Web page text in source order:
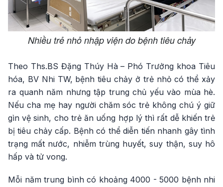
Nhiều trẻ nhỏ nhập viện do bệnh tiêu chảy
Theo Ths.BS Đặng Thúy Hà – Phó Trưởng khoa Tiêu
hóa, BV Nhi TW, bệnh tiêu chảy ở trẻ nhỏ có thể xảy
ra quanh năm nhưng tập trung chủ yếu vào mùa hè.
Nếu cha mẹ hay người chăm sóc trẻ không chú ý giữ
gìn vệ sinh, cho trẻ ăn uống hợp lý thì rất dễ khiến trẻ
bị tiêu chảy cấp. Bệnh có thể diễn tiến nhanh gây tình
trạng mất nước, nhiễm trùng huyết, suy thận, suy hô
hấp và tử vong.
Mỗi năm trung bình có khoảng 4000 - 5000 bệnh nhi